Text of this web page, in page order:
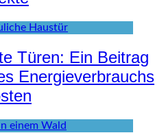
Türen: Ein Beitrag
Energieverbrauchs